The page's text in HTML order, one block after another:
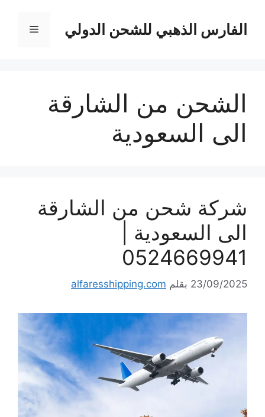
المحتوىالفارس الذهبي للشحن الدولي القائمة
الشحن من الشارقة
الى السعودية
شركة شحن من الشارقة
الى السعودية |
0524669941
23/09/2025 بقلم alfaresshipping.com